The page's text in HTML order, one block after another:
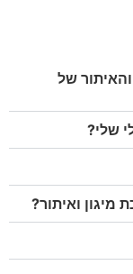
של
שלי?
מיגון ואיתור?